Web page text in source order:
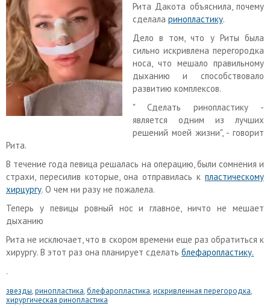
Рита Дакота объяснила, почему
сделала ринопластику.
Дело в том, что у Риты была
сильно искривлена перегородка
носа, что мешало правильному
дыханию и способствовало
развитию комплексов.
" Сделать ринопластику -
является одним из лучших
решений моей жизни", - говорит
Рита.
В течение года певица решалась на операцию, были сомнения и
страхи, пересилив которые, она отправилась к пластическому
хирцургу. О чем ни разу не пожалела.
Теперь у певицы ровный нос и главное, ничто не мешает
дыханию
Рита не исключает, что в скором времени еще раз обратиться к
хирургу. В этот раз она планирует сделать блефаропластику.
.
звезды,ринопластика,блефаропластика,искривленная перегородка,
хирургическая ринопластика